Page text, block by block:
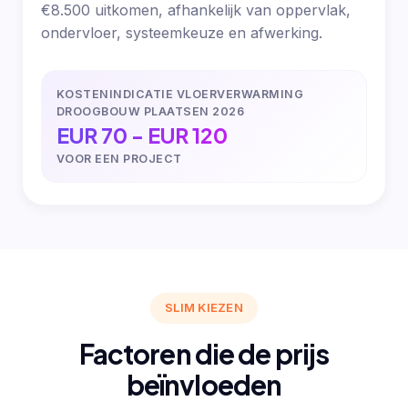
€8.500 uitkomen, afhankelijk van oppervlak,
ondervloer, systeemkeuze en afwerking.
KOSTENINDICATIE VLOERVERWARMING
DROOGBOUW PLAATSEN 2026
EUR 70 - EUR 120
VOOR EEN PROJECT
SLIM KIEZEN
Factoren die de prijs
beïnvloeden